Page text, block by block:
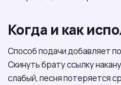
Когда и как
Способ подачи добавляет
Скинуть брату ссылку
слабый, песня потеряется